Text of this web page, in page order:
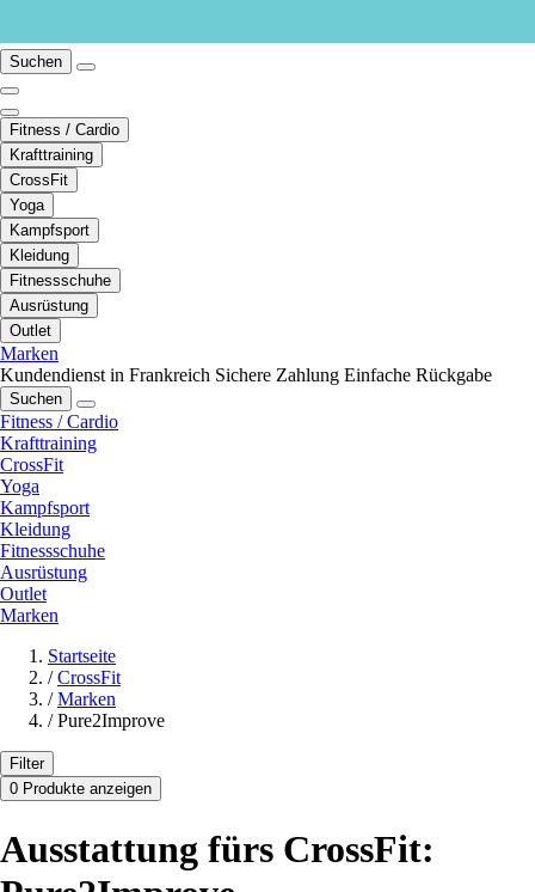
Suchen
Fitness / Cardio
Krafttraining
CrossFit
Yoga
Kampfsport
Kleidung
Fitnessschuhe
Ausrüstung
Outlet
Marken
Kundendienst in Frankreich Sichere Zahlung Einfache Rückgabe
Suchen
Fitness / Cardio
Krafttraining
CrossFit
Yoga
Kampfsport
Kleidung
Fitnessschuhe
Ausrüstung
Outlet
Marken
Startseite
/ CrossFit
/ Marken
/ Pure2Improve
Filter
0 Produkte anzeigen
Ausstattung fürs CrossFit: